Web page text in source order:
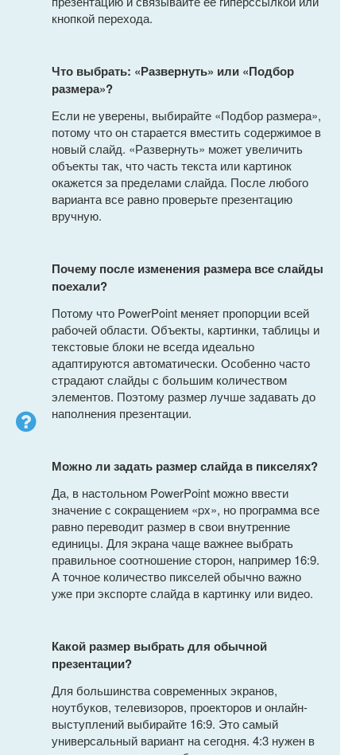
кнопкой перехода.
Что выбрать: «Развернуть» или «Подбор
размера»?
Если не уверены, выбирайте «Подбор размера»,
потому что он старается вместить содержимое в
новый слайд. «Развернуть» может увеличить
объекты так, что часть текста или картинок
окажется за пределами слайда. После любого
варианта все равно проверьте презентацию
вручную.
Почему после изменения размера все слайды
поехали?
Потому что PowerPoint меняет пропорции всей
рабочей области. Объекты, картинки, таблицы и
текстовые блоки не всегда идеально
адаптируются автоматически. Особенно часто
страдают слайды с большим количеством
элементов. Поэтому размер лучше задавать до
наполнения презентации.
Можно ли задать размер слайда в пикселях?
Да, в настольном PowerPoint можно ввести
значение с сокращением «px», но программа все
равно переводит размер в свои внутренние
единицы. Для экрана чаще важнее выбрать
правильное соотношение сторон, например 16:9.
А точное количество пикселей обычно важно
уже при экспорте слайда в картинку или видео.
Какой размер выбрать для обычной
презентации?
Для большинства современных экранов,
ноутбуков, телевизоров, проекторов и онлайн-
выступлений выбирайте 16:9. Это самый
универсальный вариант на сегодня. 4:3 нужен в